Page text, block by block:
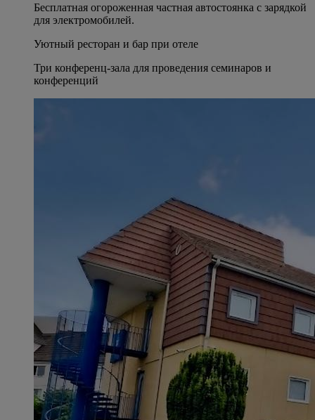
Бесплатная огороженная частная автостоянка с зарядкой
для электромобилей.
Уютный ресторан и бар при отеле
Три конференц-зала для проведения семинаров и
конференций